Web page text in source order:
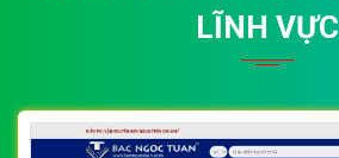
LĨNH VỰC